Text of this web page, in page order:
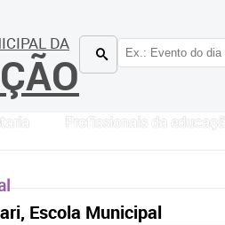
DA
Profissionais da educação
Escola Municipal